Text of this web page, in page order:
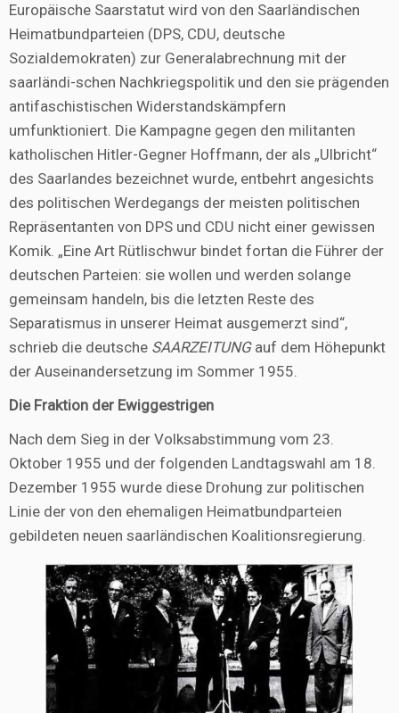
Europäische Saarstatut wird von den Saarländischen
Heimatbundparteien (DPS, CDU, deutsche
Sozialdemokraten) zur Generalabrechnung mit der
saarländi-schen Nachkriegspolitik und den sie prägenden
antifaschistischen Widerstandskämpfern
umfunktioniert. Die Kampagne gegen den militanten
katholischen Hitler-Gegner Hoffmann, der als „Ulbricht“
des Saarlandes bezeichnet wurde, entbehrt angesichts
des politischen Werdegangs der meisten politischen
Repräsentanten von DPS und CDU nicht einer gewissen
Komik. „Eine Art Rütlischwur bindet fortan die Führer der
deutschen Parteien: sie wollen und werden solange
gemeinsam handeln, bis die letzten Reste des
Separatismus in unserer Heimat ausgemerzt sind“,
schrieb die deutsche SAARZEITUNGauf dem Höhepunkt
der Auseinandersetzung im Sommer 1955.
Die Fraktion der Ewiggestrigen
Nach dem Sieg in der Volksabstimmung vom 23.
Oktober 1955 und der folgenden Landtagswahl am 18.
Dezember 1955 wurde diese Drohung zur politischen
Linie der von den ehemaligen Heimatbundparteien
gebildeten neuen saarländischen Koalitionsregierung.